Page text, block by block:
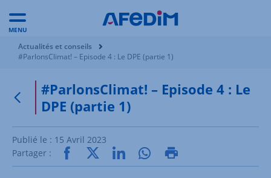
MENU
Vous êtes ici:
Actualités et conseils
#ParlonsClimat! – Episode 4 : Le DPE (partie 1)
Retour à la page précédente
#ParlonsClimat! – Episode 4 : Le
DPE (partie 1)
Publié le : 15 Avril 2023
Partager :